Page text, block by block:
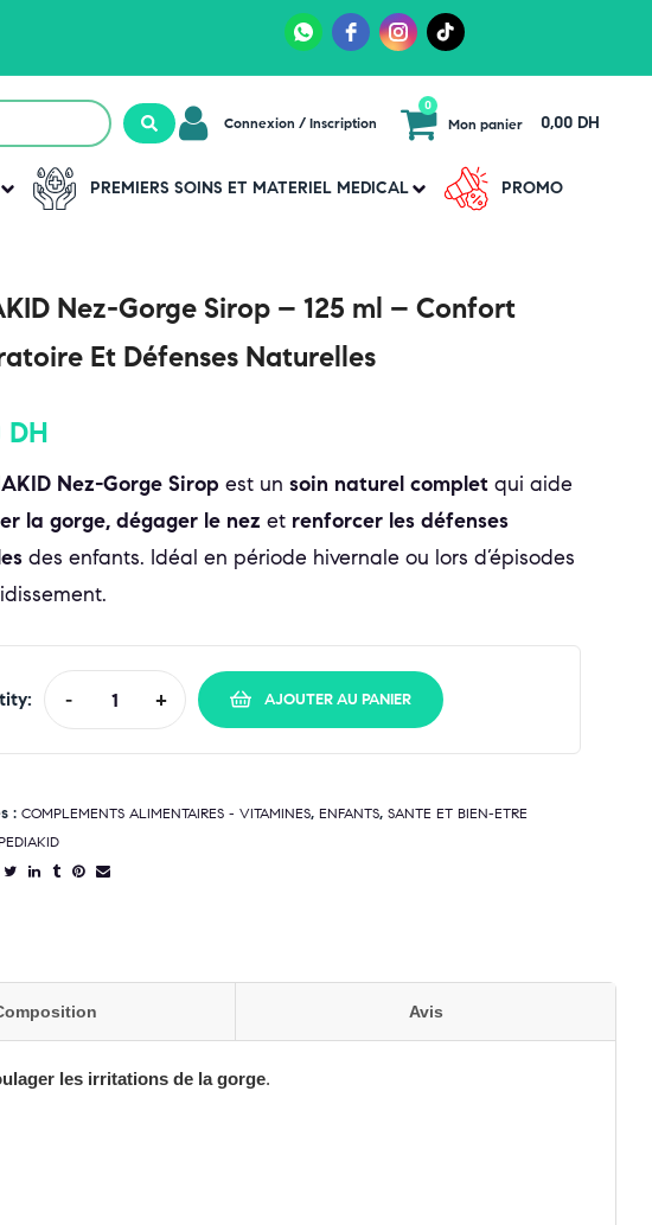
Connexion / Inscription Mon panier
0
0,00 DH
PREMIERS SOINS ET MATERIEL MEDICAL PROMO
Nez-Gorge Sirop – 125 ml – Confort
Et Défenses Naturelles
DH
Nez-Gorge Sirop est un soin naturel complet qui aide
la gorge, dégager le nez et renforcer les défenses
des enfants. Idéal en période hivernale ou lors d’épisodes
- + AJOUTER AU PANIER
: COMPLEMENTS ALIMENTAIRES - VITAMINES, ENFANTS, SANTE ET BIEN-ETRE
Avis
les irritations de la gorge.